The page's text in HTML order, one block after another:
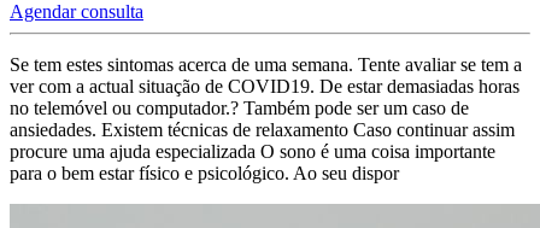
Agendar consulta
Se tem estes sintomas acerca de uma semana. Tente avaliar se tem a
ver com a actual situação de COVID19. De estar demasiadas horas
no telemóvel ou computador.? Também pode ser um caso de
ansiedades. Existem técnicas de relaxamento Caso continuar assim
procure uma ajuda especializada O sono é uma coisa importante
para o bem estar físico e psicológico. Ao seu dispor